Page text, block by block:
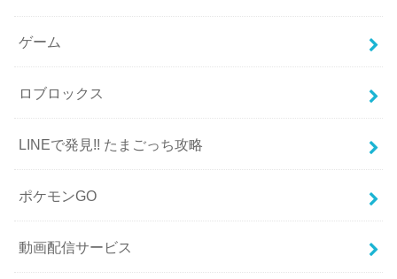
ゲーム
ロブロックス
LINEで発見!! たまごっち攻略
ポケモンGO
動画配信サービス